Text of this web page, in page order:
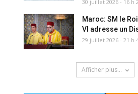
30 juillet 2026 - 16 h
Maroc: SM le
VI adresse un
29 juillet 2026 - 21 h
Afficher plus...